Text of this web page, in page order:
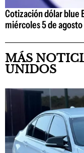
Cotización dólar blue
miércoles 5 de agosto
MÁS
UNIDOS